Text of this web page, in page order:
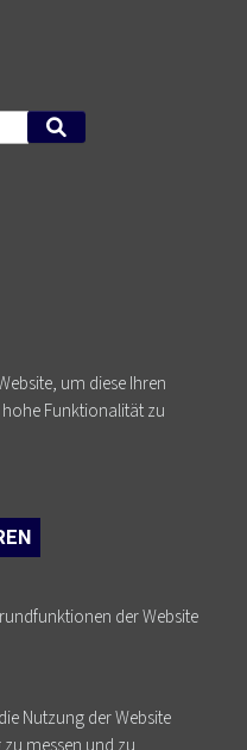
um diese Ihren
Funktionalität zu
der Website
Nutzung der Website
INSTAGRAM
AUF YOUTUBE
AUSTRIA AUF LINKEDIN
2026